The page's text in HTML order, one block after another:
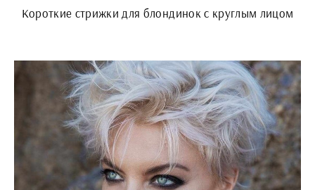
Короткие стрижки для блондинок с круглым лицом